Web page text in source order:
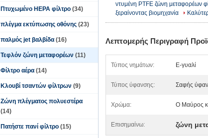
Πτυχωμένο HEPA φίλτρο (34)
πλέγμα εκτύπωσης οθόνης (23)
παλμός jet βαλβίδα (16)
Τεφλόν ζώνη μεταφορέων (11)
Φίλτρο αέρα (14)
Κλουβί τσαντών φίλτρων (9)
Ζώνη πλέγματος πολυεστέρα
(14)
Πατήστε πανί φίλτρο (15)
ντυμένη PTFE ζώνη μεταφορέων
ξεραίνοντας βιομηχανία
Λεπτομερής Περιγραφή
Τύπος νημάτων: Ε-γυαλί
Τύπος ύφανσης: Σαφής
Χρώμα: Ο Μαύρος
Επισημαίνω: ζώνη